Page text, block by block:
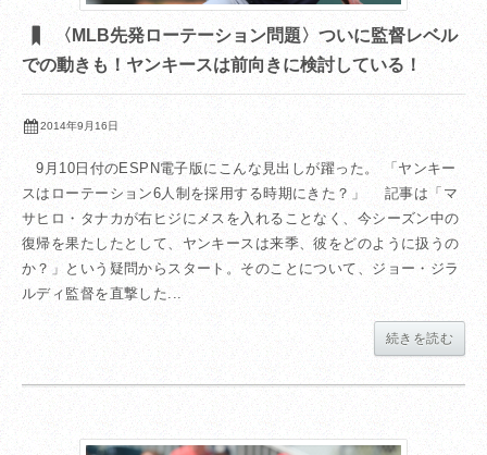
〈MLB先発ローテーション問題〉ついに監督レベル
での動きも！ヤンキースは前向きに検討している！
2014年9月16日
9月10日付のESPN電子版にこんな見出しが躍った。 「ヤンキー
スはローテーション6人制を採用する時期にきた？」 記事は「マ
サヒロ・タナカが右ヒジにメスを入れることなく、今シーズン中の
復帰を果たしたとして、ヤンキースは来季、彼をどのように扱うの
か？」という疑問からスタート。そのことについて、ジョー・ジラ
ルディ監督を直撃した...
続きを読む